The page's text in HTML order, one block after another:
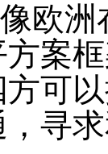
欧
案
可
寻